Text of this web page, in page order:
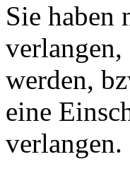
Sie haben
werden,
eine
verlangen.